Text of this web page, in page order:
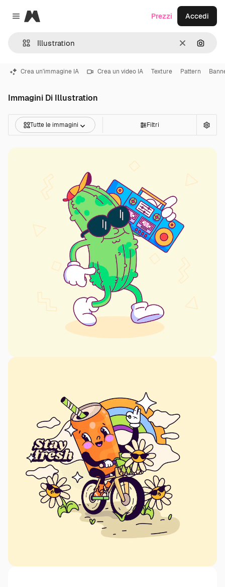
Close menu
Magnific
CancellaCerca
Prezzi Accedi
Crea un'immagine IA Crea un video IA Texture Pattern
Immagini Di Illustration
Tutte le immagini Filtri